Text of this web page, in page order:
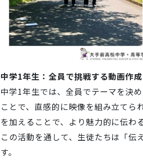
中学1年生：全員で挑戦する動画作成
中学1年生では、全員でテーマを決
ことで、直感的に映像を組み立て
を加えることで、より魅力的に伝わ
この活動を通して、生徒たちは「
す。